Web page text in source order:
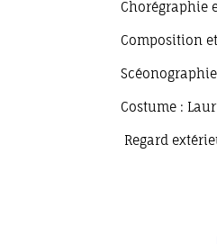
Chorégraphie
Composition
Costume :
Regard